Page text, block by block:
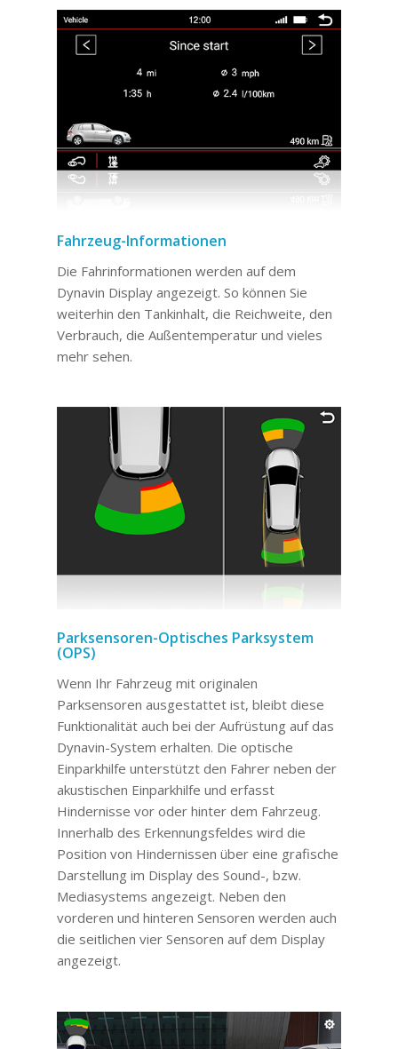
Fahrzeug-Informationen
Die Fahrinformationen werden auf dem
Dynavin Display angezeigt. So können Sie
weiterhin den Tankinhalt, die Reichweite, den
Verbrauch, die Außentemperatur und vieles
mehr sehen.
Parksensoren-Optisches Parksystem
(OPS)
Wenn Ihr Fahrzeug mit originalen
Parksensoren ausgestattet ist, bleibt diese
Funktionalität auch bei der Aufrüstung auf das
Dynavin-System erhalten. Die optische
Einparkhilfe unterstützt den Fahrer neben der
akustischen Einparkhilfe und erfasst
Hindernisse vor oder hinter dem Fahrzeug.
Innerhalb des Erkennungsfeldes wird die
Position von Hindernissen über eine grafische
Darstellung im Display des Sound-, bzw.
Mediasystems angezeigt. Neben den
vorderen und hinteren Sensoren werden auch
die seitlichen vier Sensoren auf dem Display
angezeigt.